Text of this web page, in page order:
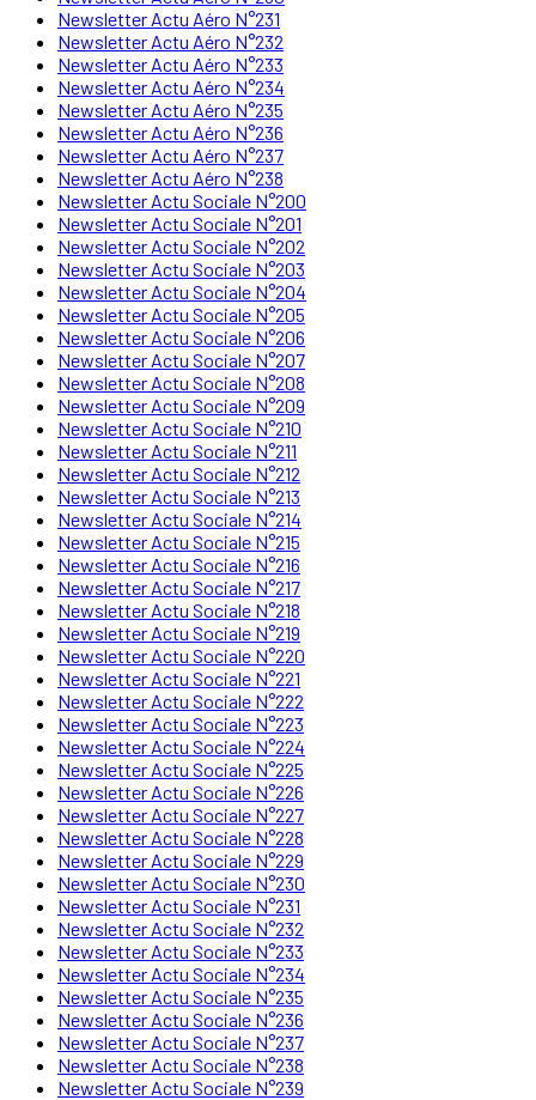
Newsletter Actu Aéro N°231
Newsletter Actu Aéro N°232
Newsletter Actu Aéro N°233
Newsletter Actu Aéro N°234
Newsletter Actu Aéro N°235
Newsletter Actu Aéro N°236
Newsletter Actu Aéro N°237
Newsletter Actu Aéro N°238
Newsletter Actu Sociale N°200
Newsletter Actu Sociale N°201
Newsletter Actu Sociale N°202
Newsletter Actu Sociale N°203
Newsletter Actu Sociale N°204
Newsletter Actu Sociale N°205
Newsletter Actu Sociale N°206
Newsletter Actu Sociale N°207
Newsletter Actu Sociale N°208
Newsletter Actu Sociale N°209
Newsletter Actu Sociale N°210
Newsletter Actu Sociale N°211
Newsletter Actu Sociale N°212
Newsletter Actu Sociale N°213
Newsletter Actu Sociale N°214
Newsletter Actu Sociale N°215
Newsletter Actu Sociale N°216
Newsletter Actu Sociale N°217
Newsletter Actu Sociale N°218
Newsletter Actu Sociale N°219
Newsletter Actu Sociale N°220
Newsletter Actu Sociale N°221
Newsletter Actu Sociale N°222
Newsletter Actu Sociale N°223
Newsletter Actu Sociale N°224
Newsletter Actu Sociale N°225
Newsletter Actu Sociale N°226
Newsletter Actu Sociale N°227
Newsletter Actu Sociale N°228
Newsletter Actu Sociale N°229
Newsletter Actu Sociale N°230
Newsletter Actu Sociale N°231
Newsletter Actu Sociale N°232
Newsletter Actu Sociale N°233
Newsletter Actu Sociale N°234
Newsletter Actu Sociale N°235
Newsletter Actu Sociale N°236
Newsletter Actu Sociale N°237
Newsletter Actu Sociale N°238
Newsletter Actu Sociale N°239